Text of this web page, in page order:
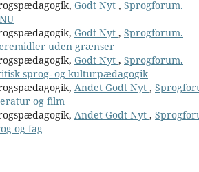
Godt Nyt , Sprogforum.
Godt Nyt , Sprogforum.
uden grænser
Godt Nyt , Sprogforum.
sprog- og kulturpædagogik
Andet Godt Nyt ,
og film
Andet Godt Nyt ,
og fag